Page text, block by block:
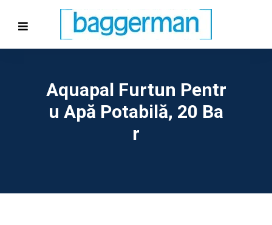
Aquapal Furtun Pentr
U Apă Potabilă, 20 Ba
R